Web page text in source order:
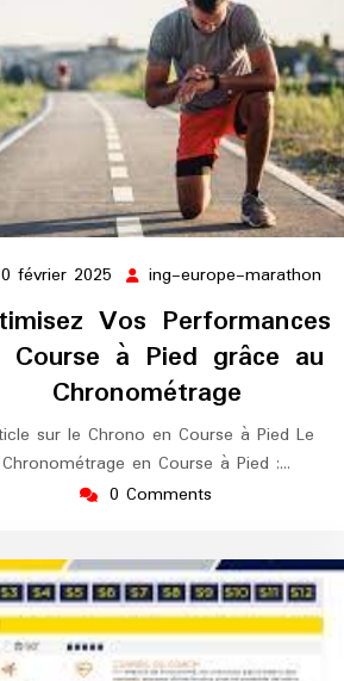
février 2025 10
février
2025
ing-europe-marathon
Vos Performances
Course à Pied grâce au
Chronométrage
sur le Chrono en Course à Pied Le
Chronométrage en Course à Pied :…
0 Comments